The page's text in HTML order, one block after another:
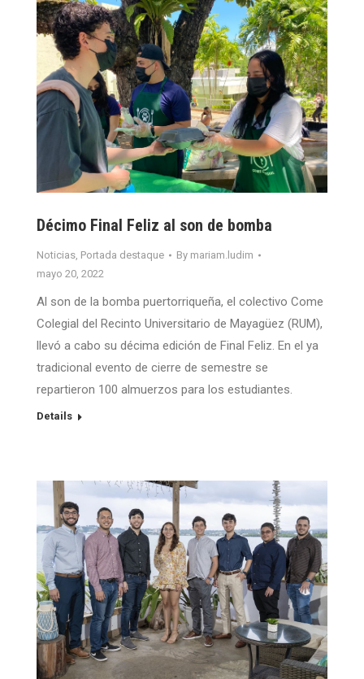
Décimo Final Feliz al son de bomba
Noticias, Portada destaque By mariam.ludim
mayo 20, 2022
Al son de la bomba puertorriqueña, el colectivo Come
Colegial del Recinto Universitario de Mayagüez (RUM),
llevó a cabo su décima edición de Final Feliz. En el ya
tradicional evento de cierre de semestre se
repartieron 100 almuerzos para los estudiantes.
Details